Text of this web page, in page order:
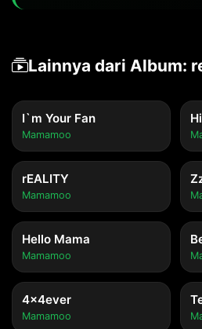
Lainnya dari Album:
I`m Your Fan
Mamamoo
rEALITY
Mamamoo
Hello Mama
Mamamoo
4x4ever
Mamamoo